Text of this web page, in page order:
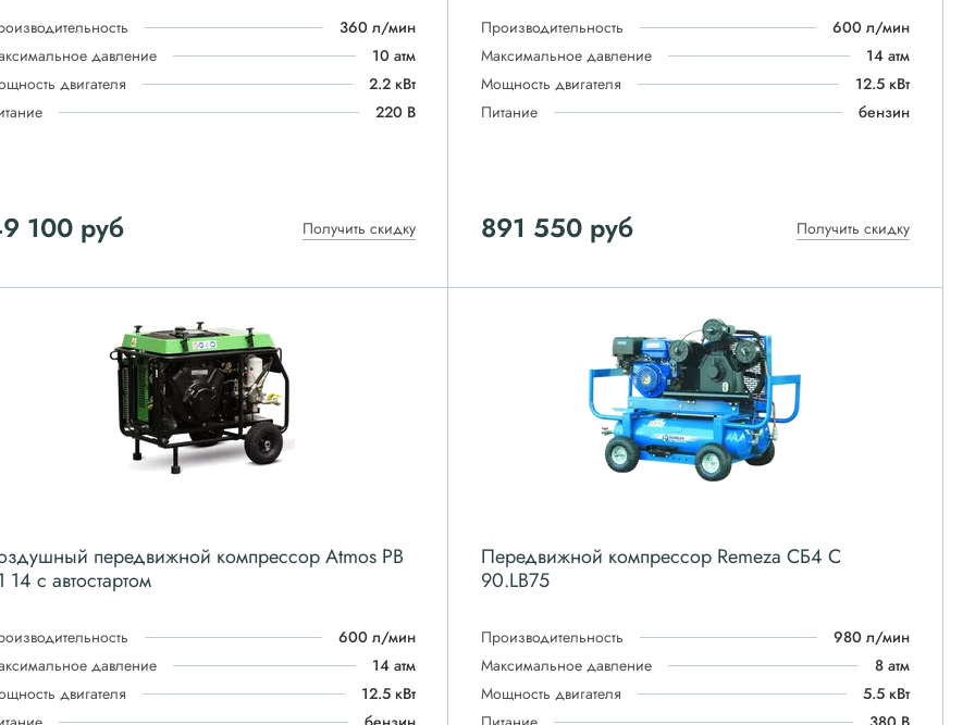
360 л/мин
давление
10 атм
двигателя
2.2 кВт
220 В
100 руб Получить скидку
Производительность
600 л/мин
Максимальное давление
14 атм
Мощность двигателя
12.5 кВт
Питание
бензин
891 550руб Получить скидку
передвижной компрессор Atmos PB
14 с автостартом
600 л/мин
давление
14 атм
двигателя
12.5 кВт
Передвижной компрессор Remeza СБ4 С
90.LB75
Производительность
980 л/мин
Максимальное давление
8 атм
Мощность двигателя
5.5 кВт